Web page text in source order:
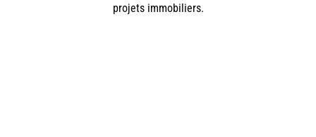
projets immobiliers.